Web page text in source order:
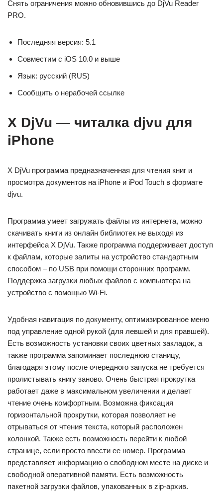
Снять ограничения можно обновившись до DjVu Reader
PRO.
Последняя версия: 5.1
Совместим с iOS 10.0 и выше
Язык: русский (RUS)
Сообщить о нерабочей ссылке
X DjVu — читалка djvu для
iPhone
X DjVu программа предназначенная для чтения книг и
просмотра документов на iPhone и iPod Touch в формате
djvu.
Программа умеет загружать файлы из интернета, можно
скачивать книги из онлайн библиотек не выходя из
интерфейса X DjVu. Также программа поддерживает доступ
к файлам, которые залиты на устройство стандартным
способом – по USB при помощи сторонних программ.
Поддержка загрузки любых файлов с компьютера на
устройство с помощью Wi-Fi.
Удобная навигация по документу, оптимизированное меню
под управление одной рукой (для левшей и для правшей).
Есть возможность установки своих цветных закладок, а
также программа запоминает последнюю станицу,
благодаря этому после очередного запуска не требуется
пролистывать книгу заново. Очень быстрая прокрутка
работает даже в максимальном увеличении и делает
чтение очень комфортным. Возможна фиксация
горизонтальной прокрутки, которая позволяет не
отрываться от чтения текста, который расположен
колонкой. Также есть возможность перейти к любой
странице, если просто ввести ее номер. Программа
представляет информацию о свободном месте на диске и
свободной оперативной памяти. Есть возможность
пакетной загрузки файлов, упакованных в zip-архив.